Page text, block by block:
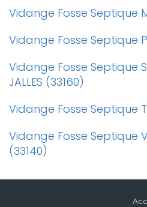
Vidange Fosse Septique
Vidange Fosse Septique
Vidange Fosse Septique
JALLES (33160)
Vidange Fosse Septique
Vidange Fosse Septique
(33140)